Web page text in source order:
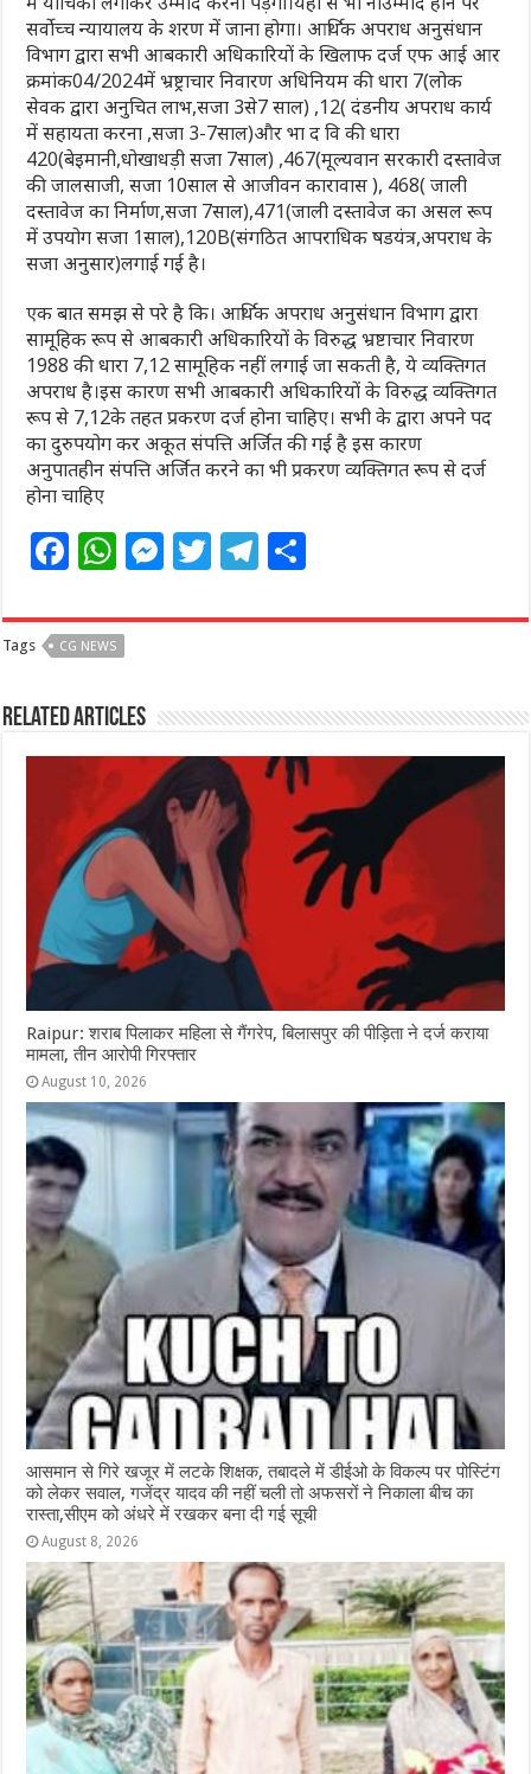
सर्वोच्च न्यायालय के शरण में जाना होगा। आर्थिक अपराध अनुसंधान
विभाग द्वारा सभी आबकारी अधिकारियों के खिलाफ दर्ज एफ आई आर
क्रमांक04/2024में भ्रष्ट्राचार निवारण अधिनियम की धारा 7(लोक
सेवक द्वारा अनुचित लाभ,सजा 3से7 साल) ,12( दंडनीय अपराध कार्य
में सहायता करना ,सजा 3-7साल)और भा द वि की धारा
420(बेइमानी,धोखाधड़ी सजा 7साल) ,467(मूल्यवान सरकारी दस्तावेज
की जालसाजी, सजा 10साल से आजीवन कारावास ), 468( जाली
दस्तावेज का निर्माण,सजा 7साल),471(जाली दस्तावेज का असल रूप
में उपयोग सजा 1साल),120B(संगठित आपराधिक षडयंत्र,अपराध के
सजा अनुसार)लगाई गई है।
एक बात समझ से परे है कि। आर्थिक अपराध अनुसंधान विभाग द्वारा
सामूहिक रूप से आबकारी अधिकारियों के विरुद्ध भ्रष्टाचार निवारण
1988 की धारा 7,12 सामूहिक नहीं लगाई जा सकती है, ये व्यक्तिगत
अपराध है।इस कारण सभी आबकारी अधिकारियों के विरुद्ध व्यक्तिगत
रूप से 7,12के तहत प्रकरण दर्ज होना चाहिए। सभी के द्वारा अपने पद
का दुरुपयोग कर अकूत संपत्ति अर्जित की गई है इस कारण
अनुपातहीन संपत्ति अर्जित करने का भी प्रकरण व्यक्तिगत रूप से दर्ज
होना चाहिए
F
c
e
b
o
k
W
at
s
A
p
p
M
ss
n
g
e
r
T
itt
r
T
e
ra
m
ar
Tags CG NEWS
Related Articles
Raipur: शराब पिलाकर महिला से गैंगरेप, बिलासपुर की पीड़िता ने दर्ज कराया
मामला, तीन आरोपी गिरफ्तार
August 10, 2026
आसमान से गिरे खजूर में लटके शिक्षक, तबादले में डीईओ के विकल्प पर पोस्टिंग
को लेकर सवाल, गजेंद्र यादव की नहीं चली तो अफसरों ने निकाला बीच का
रास्ता,सीएम को अंधरे में रखकर बना दी गई सूची
August 8, 2026